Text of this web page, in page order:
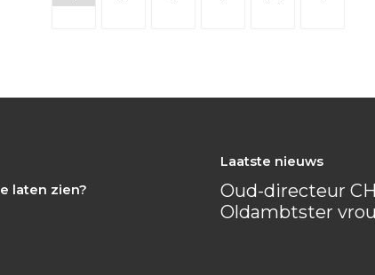
laten zien?
Laatste nieuws
Oud-directeur
Oldambtster